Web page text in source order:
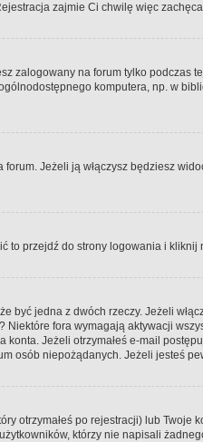
zajmie Ci chwilę więc
zalogowany na forum tylko podczas
komputera, np. w
Jeżeli ją włączysz będziesz
to przejdź do strony logowania i kliknij
jedna z dwóch rzeczy. Jeżeli
fora wymagają aktywacji
Jeżeli otrzymałeś e-mail
osób niepożądanych. Jeżeli jesteś
otrzymałeś po rejestracji) lub
którzy nie napisali